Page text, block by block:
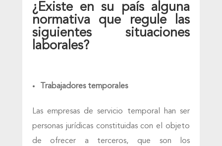
¿Existe en su país alguna
normativa que regule las
siguientes situaciones
laborales?
Trabajadores temporales
Las empresas de servicio temporal han ser
personas jurídicas constituidas con el objeto
de ofrecer a terceros, que son los